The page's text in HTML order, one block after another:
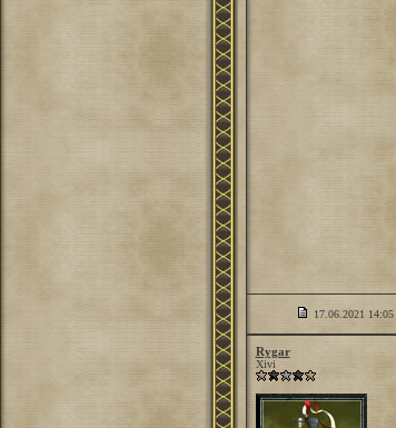
17.06.2021 14:05
Rygar
Xivi